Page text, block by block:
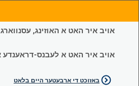
אויב איר האט א האוזינג,
אויב איר האט א לעבנס-דראענדע
באזוכט די ארבעטער היים בלאט